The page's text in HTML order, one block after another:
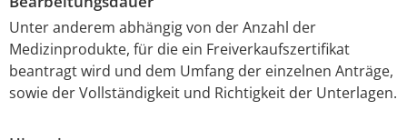
Unter anderem abhängig von der Anzahl der
Medizinprodukte, für die ein Freiverkaufszertifikat
beantragt wird und dem Umfang der einzelnen Anträge,
sowie der Vollständigkeit und Richtigkeit der Unterlagen.